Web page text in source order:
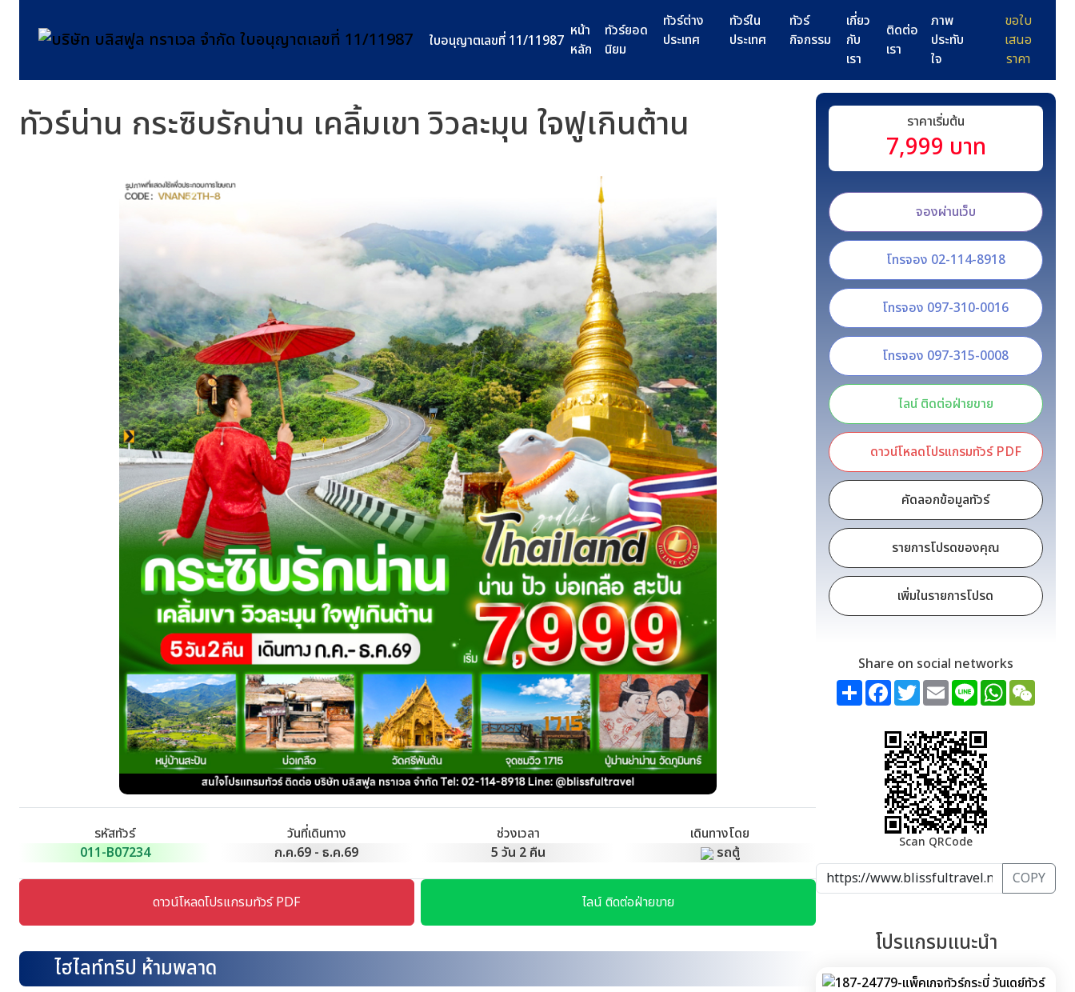
ใบอนุญาตเลขที่ 11/11987
หน้า
หลัก
ทัวร์ยอด
นิยม
ทัวร์ต่าง
ประเทศ
ทัวร์ใน
ประเทศ
ทัวร์
กิจกรรม
เกี่ยว
กับ
เรา
ติดต่อ
เรา
ภาพ
ประทับ
ใจ
ขอใบ
เสนอ
ราคา
ทัวร์น่าน กระซิบรักน่าน เคลิ้มเขา วิวละมุน ใจฟูเกินต้าน
รหัสทัวร์
011-B07234
วันที่เดินทาง
ก.ค.69 - ธ.ค.69
ช่วงเวลา
5 วัน 2 คืน
เดินทางโดย
รถตู้
ดาวน์โหลดโปรแกรมทัวร์ PDF ไลน์ ติดต่อฝ่ายขาย
ไฮไลท์ทริป ห้ามพลาด
ราคาเริ่มต้น
7,999 บาท
จองผ่านเว็บ
โทรจอง 02-114-8918
โทรจอง 097-310-0016
โทรจอง 097-315-0008
ไลน์ ติดต่อฝ่ายขาย
ดาวน์โหลดโปรแกรมทัวร์ PDF
คัดลอกข้อมูลทัวร์
รายการโปรดของคุณ
เพิ่มในรายการโปรด
Share on social networks
ShareFacebook
TwitterEmailLine WhatsApp
Scan QRCode
COPY
โปรแกรมแนะนำ